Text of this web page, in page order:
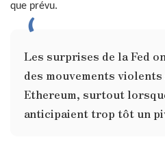
que prévu.
Les surprises de la Fed
des mouvements
Ethereum, surtout
anticipaient trop tôt un